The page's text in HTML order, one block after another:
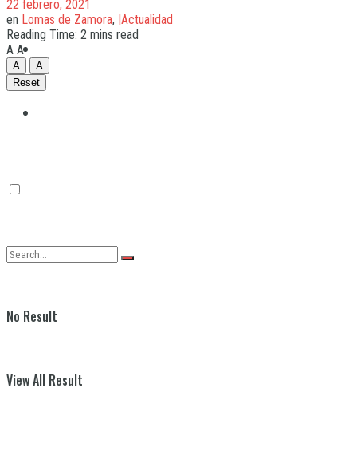
No Result
View All Result
22 febrero, 2021
en Lomas de Zamora, |Actualidad
Reading Time: 2 mins read
A A
A
A
Reset